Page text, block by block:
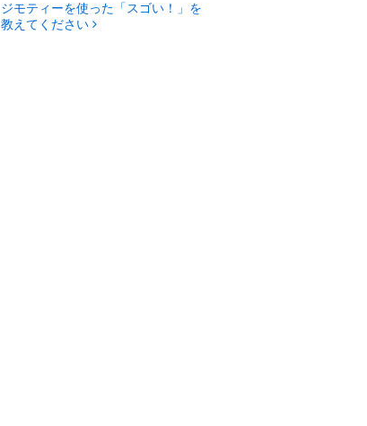
ジモティーを使った「スゴい！」を
教えてください